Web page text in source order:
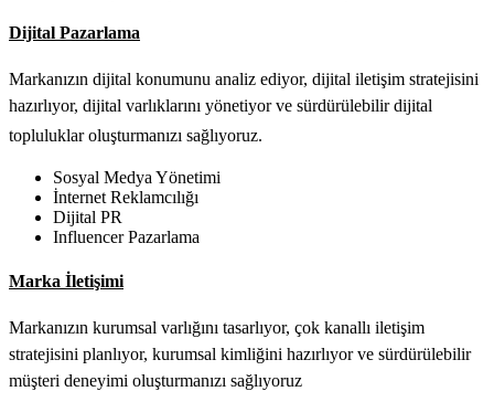
Dijital Pazarlama
Markanızın dijital konumunu analiz ediyor, dijital iletişim stratejisini
hazırlıyor, dijital varlıklarını yönetiyor ve sürdürülebilir dijital
topluluklar oluşturmanızı sağlıyoruz.
Sosyal Medya Yönetimi
İnternet Reklamcılığı
Dijital PR
Influencer Pazarlama
Marka İletişimi
Markanızın kurumsal varlığını tasarlıyor, çok kanallı iletişim
stratejisini planlıyor, kurumsal kimliğini hazırlıyor ve sürdürülebilir
müşteri deneyimi oluşturmanızı sağlıyoruz